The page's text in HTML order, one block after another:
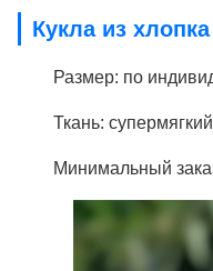
Кукла из
Размер: по
Ткань:
Минимальный